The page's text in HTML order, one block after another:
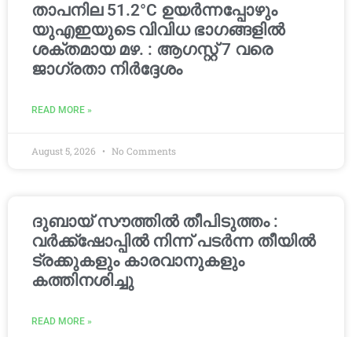
താപനില 51.2°C ഉയർന്നപ്പോഴും
യുഎഇയുടെ വിവിധ ഭാഗങ്ങളിൽ
ശക്തമായ മഴ. : ആഗസ്റ്റ് 7 വരെ
ജാഗ്രതാ നിർദ്ദേശം
READ MORE »
August 5, 2026 No Comments
ദുബായ് സൗത്തിൽ തീപിടുത്തം :
വർക്ക്‌ഷോപ്പിൽ നിന്ന് പടർന്ന തീയിൽ
ട്രക്കുകളും കാരവാനുകളും
കത്തിനശിച്ചു
READ MORE »